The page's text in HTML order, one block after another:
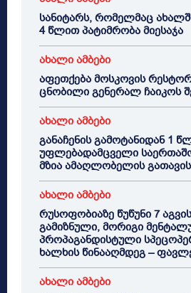
სანიტარს, რომელმაც
4 წლით პატიმრობა მიესაჯა
ახალი ამბები
აფეთქება მოსკოვის
ცნობილი გენერალ ჩაიკოს
ახალი ამბები
განაჩენის გამოტანიდან 1
უფლებადამცველი
მზია ამაღლობელის
ახალი ამბები
რუსოფობიაზე წუწუნი 7
გამიზნული, მორიგი
პროპაგანდისტული
ხალხის წინააღმდეგ –
ახალი ამბები